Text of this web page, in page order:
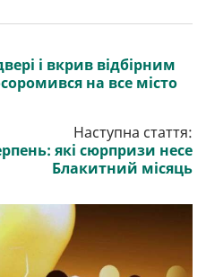
і вкрив відбірним
на все місто
Наступна стаття:
які сюрпризи несе
Блакитний місяць